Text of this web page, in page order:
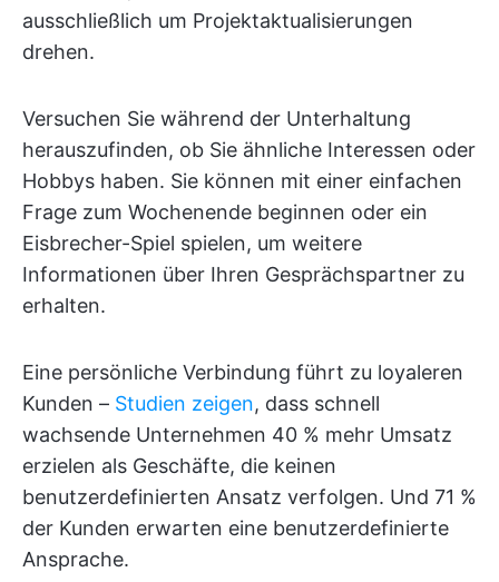
ausschließlich um Projektaktualisierungen
drehen.
Versuchen Sie während der Unterhaltung
herauszufinden, ob Sie ähnliche Interessen oder
Hobbys haben. Sie können mit einer einfachen
Frage zum Wochenende beginnen oder ein
Eisbrecher-Spiel spielen, um weitere
Informationen über Ihren Gesprächspartner zu
erhalten.
Eine persönliche Verbindung führt zu loyaleren
Kunden – Studien zeigen, dass schnell
wachsende Unternehmen 40 % mehr Umsatz
erzielen als Geschäfte, die keinen
benutzerdefinierten Ansatz verfolgen. Und 71 %
der Kunden erwarten eine benutzerdefinierte
Ansprache.